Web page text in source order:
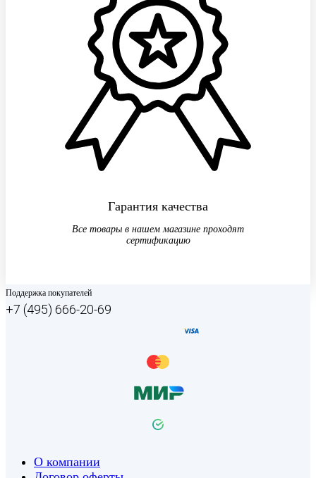
Гарантия качества
Все товары в нашем магазине проходят
сертификацию
Поддержка покупателей
+7 (495) 666-20-69
О компании